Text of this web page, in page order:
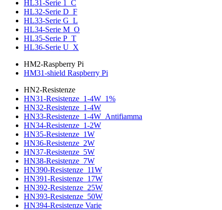
HL31-Serie 1_C
HL32-Serie D_F
HL33-Serie G_L
HL34-Serie M_O
HL35-Serie P_T
HL36-Serie U_X
HM2-Raspberry Pi
HM31-shield Raspberry Pi
HN2-Resistenze
HN31-Resistenze_1-4W_1%
HN32-Resistenze_1-4W
HN33-Resistenze_1-4W_Antifiamma
HN34-Resistenze_1-2W
HN35-Resistenze_1W
HN36-Resistenze_2W
HN37-Resistenze_5W
HN38-Resistenze_7W
HN390-Resistenze_11W
HN391-Resistenze_17W
HN392-Resistenze_25W
HN393-Resistenze_50W
HN394-Resistenze Varie